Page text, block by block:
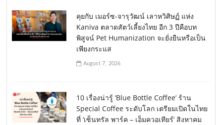
คุยกับ เมอร์ซ-จารุวัฒน์ เลาหวิศิษฏ์ แห่ง
Kaniva ตลาดสัตว์เลี้ยงไทย อีก 3 ปีคือบท
พิสูจน์ Pet Humanization จะยั่งยืนหรือเป็น
เพียงกระแส
August 7, 2026
10 เรื่องน่ารู้ ‘Blue Bottle Coffee’ ร้าน
Special Coffee ระดับโลก เตรียมเปิดในไทย
ที่ ‘เซ็นทรัล พาร์ค – เอ็มควอเทียร์’ สิงหาคม